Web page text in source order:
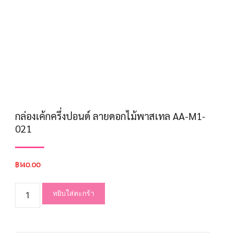
กล่องเค้กครึ่งปอนด์ ลายดอกไม้พาสเทล AA-M1-
021
฿140.00
หยิบใส่ตะกร้า